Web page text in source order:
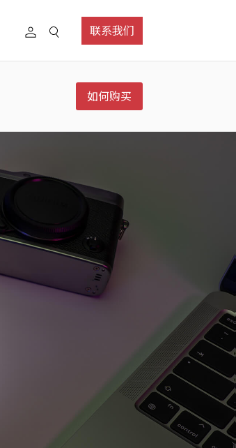
联系我们
如何购买